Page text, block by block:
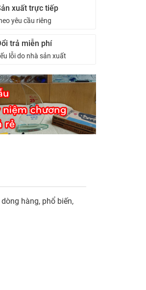
xuất trực tiếp
yêu cầu riêng
trả miễn phí
lỗi do nhà sản xuất
hàng, phổ biến,